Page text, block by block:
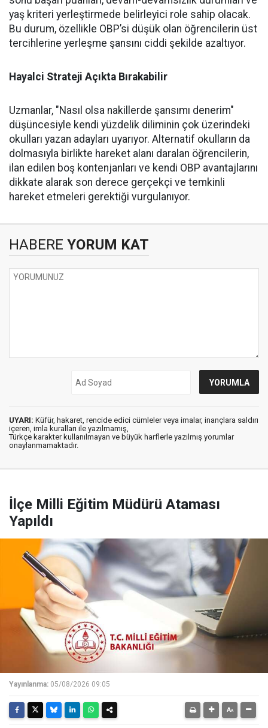
yaş kriteri yerleştirmede belirleyici role sahip olacak.
Bu durum, özellikle OBP’si düşük olan öğrencilerin üst
tercihlerine yerleşme şansını ciddi şekilde azaltıyor.
Hayalci Strateji Açıkta Bırakabilir
Uzmanlar, "Nasıl olsa nakillerde şansımı denerim"
düşüncesiyle kendi yüzdelik diliminin çok üzerindeki
okulları yazan adayları uyarıyor. Alternatif okulların da
dolmasıyla birlikte hareket alanı daralan öğrencilerin,
ilan edilen boş kontenjanları ve kendi OBP avantajlarını
dikkate alarak son derece gerçekçi ve temkinli
hareket etmeleri gerektiği vurgulanıyor.
HABERE YORUM KAT
UYARI: Küfür, hakaret, rencide edici cümleler veya imalar, inançlara saldırı
içeren, imla kuralları ile yazılmamış,
Türkçe karakter kullanılmayan ve büyük harflerle yazılmış yorumlar
onaylanmamaktadır.
İlçe Milli Eğitim Müdürü Ataması
Yapıldı
Yayınlanma: 05/08/2026 09:05